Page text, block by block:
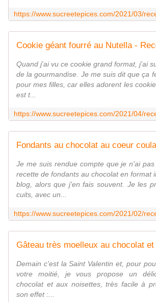
Quand j'ai vu ce cookie grand format, j'ai
de la gourmandise. Je me suis dit que ça
pour mes filles, car elles adorent les
est t...
Je me suis rendue compte que je n'ai
recette de fondants au chocolat en format
blog, alors que j'en fais souvent. Je les
cuits, avec un...
Demain c'est la Saint Valentin et, pour
votre moitié, je vous propose un
chocolat et aux noisettes, très facile à
son effet :...